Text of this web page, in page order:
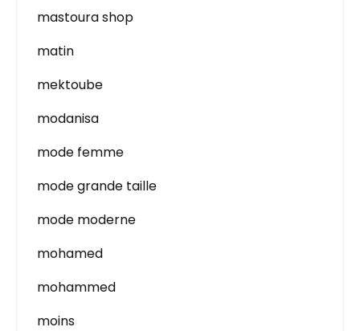
mastoura shop
matin
mektoube
modanisa
mode femme
mode grande taille
mode moderne
mohamed
mohammed
moins